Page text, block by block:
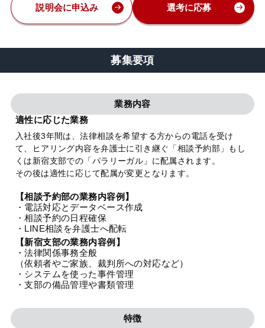
説明会に申込み 選考に応募
募集要項
業務内容
適性に応じた業務
入社後3年間は、法律相談を希望する方からの電話を受け
て、ヒアリング内容を弁護士に引き継ぐ「相談予約部」もし
くは新宿支部での「パラリーガル」に配属されます。
その後は適性に応じて配属が変更となります。
【相談予約部の業務内容例】
・電話対応とデータベース作成
・相談予約の日程確保
・LINE相談を弁護士へ配転
【新宿支部の業務内容例】
・法律関係事務全般
（依頼者やご家族、裁判所への対応など）
・システムを使った事件管理
・支部の備品管理や書類管理
特徴
お知らせ
特設サイト
法人グループ
プライバシーポリシー 利用規約 内部通報
TikTok受賞 定義集